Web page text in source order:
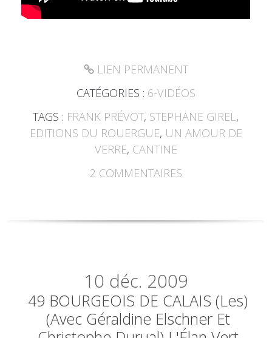
LIEN PERMANENT
CATÉGORIES : 6-VIDÉOS
TAGS : FRANK PRÉVOT, STEPHANE GIREL,
EDITIONS DU ROUERGUE, UN AMOUR DE
VERRE, CANTINE
2 COMMENTAIRES
10 déc. 2009
49 BOURGEOIS DE CALAIS (Les)
(avec Géraldine Elschner Et